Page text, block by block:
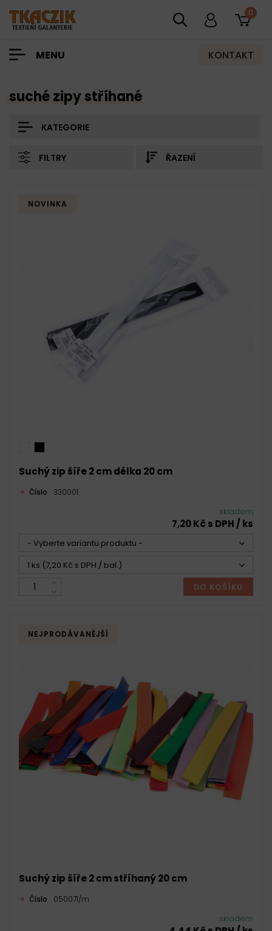
0
MENU KONTAKT
KATEGORIE
FILTRY
suché zipy stříhané
ŘAZENÍ
NOVINKA
Suchý zip šíře 2 cm délka 20 cm
Číslo 330001
skladem
7,20 Kč s DPH / ks
- Vyberte variantu produktu -
1 ks (7,20 Kč s DPH / bal.)
DO KOŠÍKU
NEJPRODÁVANĚJŠÍ
Suchý zip šíře 2 cm stříhaný 20 cm
Číslo 050071/m
skladem